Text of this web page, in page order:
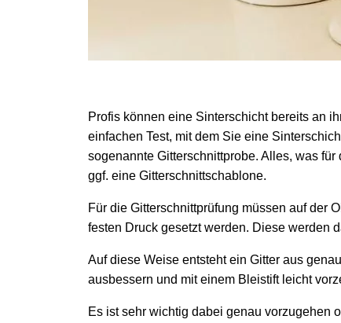
Profis können eine Sinterschicht bereits an
einfachen Test, mit dem Sie eine
sogenannte Gitterschnittprobe. Alles, was
ggf. eine Gitterschnittschablone.
Für die Gitterschnittprüfung müssen auf der
festen Druck gesetzt werden. Diese werden
Auf diese Weise entsteht ein Gitter aus
ausbessern und mit einem Bleistift leicht
Es ist sehr wichtig dabei genau vorzugehen